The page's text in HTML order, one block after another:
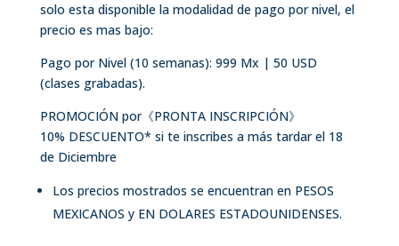
solo esta disponible la modalidad de pago por nivel, el
precio es mas bajo:
Pago por Nivel (10 semanas): 999 Mx | 50 USD
(clases grabadas).
PROMOCIÓN por《PRONTA INSCRIPCIÓN》
10% DESCUENTO* si te inscribes a más tardar el 18
de Diciembre
Los precios mostrados se encuentran en PESOS
MEXICANOS y EN DOLARES ESTADOUNIDENSES.